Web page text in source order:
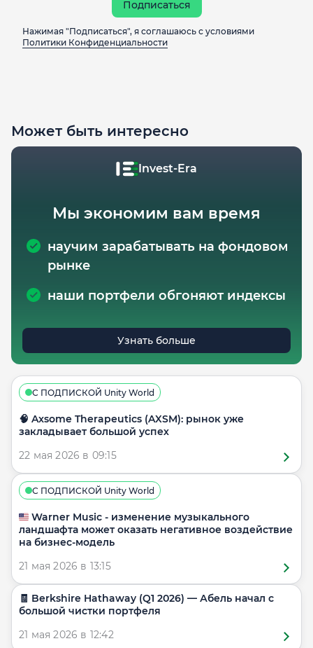
Подписаться
Нажимая "Подписаться", я соглашаюсь с условиями
Политики Конфиденциальности
Может быть интересно
Invest-Era
Мы экономим вам время
научим зарабатывать на фондовом
рынке
наши портфели обгоняют индексы
Узнать больше
С ПОДПИСКОЙ Unity World
🧠 Axsome Therapeutics (AXSM): рынок уже
закладывает большой успех
22 мая 2026 в 09:15
С ПОДПИСКОЙ Unity World
🇺🇸 Warner Music - изменение музыкального
ландшафта может оказать негативное воздействие
на бизнес-модель
21 мая 2026 в 13:15
🧾 Berkshire Hathaway (Q1 2026) — Абель начал с
большой чистки портфеля
21 мая 2026 в 12:42